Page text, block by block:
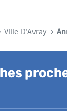
Ville-D'Avray